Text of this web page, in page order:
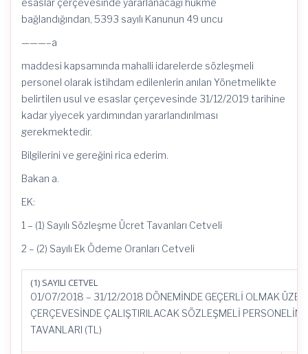
esaslar çerçevesinde yararlanacağı hükme
bağlandığından, 5393 sayılı Kanunun 49 uncu
———–a
maddesi kapsamında mahalli idarelerde sözleşmeli
personel olarak istihdam edilenlerin anılan Yönetmelikte
belirtilen usul ve esaslar çerçevesinde 31/12/2019 tarihine
kadar yiyecek yardımından yararlandırılması
gerekmektedir.
Bilgilerini ve gereğini rica ederim.
Bakan a.
EK:
1 – (1) Sayılı Sözleşme Ücret Tavanları Cetveli
2 – (2) Sayılı Ek Ödeme Oranları Cetveli
(1) SAYILI CETVEL
01/07/2018 – 31/12/2018 DÖNEMİNDE GEÇERLİ OLMAK
ÇERÇEVESİNDE ÇALIŞTIRILACAK SÖZLEŞMELİ PERSONELİN
TAVANLARI (TL)